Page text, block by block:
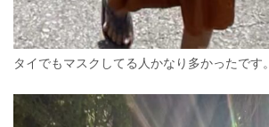
タイでもマスクしてる人かなり多かったです。